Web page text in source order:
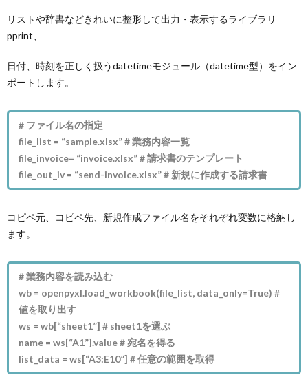
リストや辞書などきれいに整形して出力・表示するライブラリ
pprint、
日付、時刻を正しく扱うdatetimeモジュール（datetime型）をイン
ポートします。
# ファイル名の指定
file_list = “sample.xlsx” # 業務内容一覧
file_invoice= “invoice.xlsx” # 請求書のテンプレート
file_out_iv = “send-invoice.xlsx” # 新規に作成する請求書
コピペ元、コピペ先、新規作成ファイル名をそれぞれ変数に格納し
ます。
# 業務内容を読み込む
wb = openpyxl.load_workbook(file_list, data_only=True) #
値を取り出す
ws = wb[“sheet1”] # sheet1を選ぶ
name = ws[“A1”].value # 宛名を得る
list_data = ws[“A3:E10”] # 任意の範囲を取得